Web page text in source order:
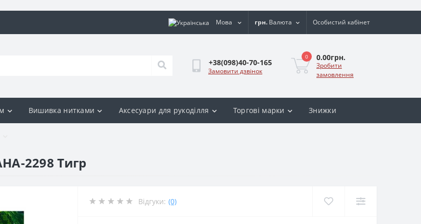
Мова грн. Валюта Особистий кабінет
+38(098)40-70-165
Замовити дзвінок
0 0.00грн.
Зробити
замовлення
Вишивка нитками Аксесуари для рукоділля Торгові марки Знижки
2298 Тигр
Відгуки: (0)